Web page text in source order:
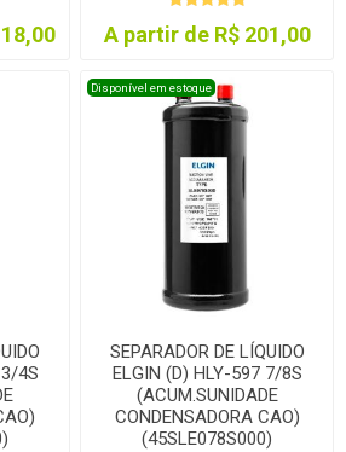
A partir de R$ 201,00
4S
Disponível em estoque
SEPARADOR DE LÍQUIDO
ELGIN (D) HLY-597 7/8S
(ACUM.SUNIDADE
CONDENSADORA CAO)
(45SLE078S000)